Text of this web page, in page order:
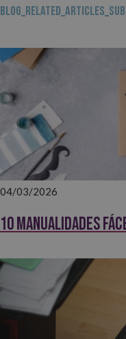
04/03/2026
10 Manualidades